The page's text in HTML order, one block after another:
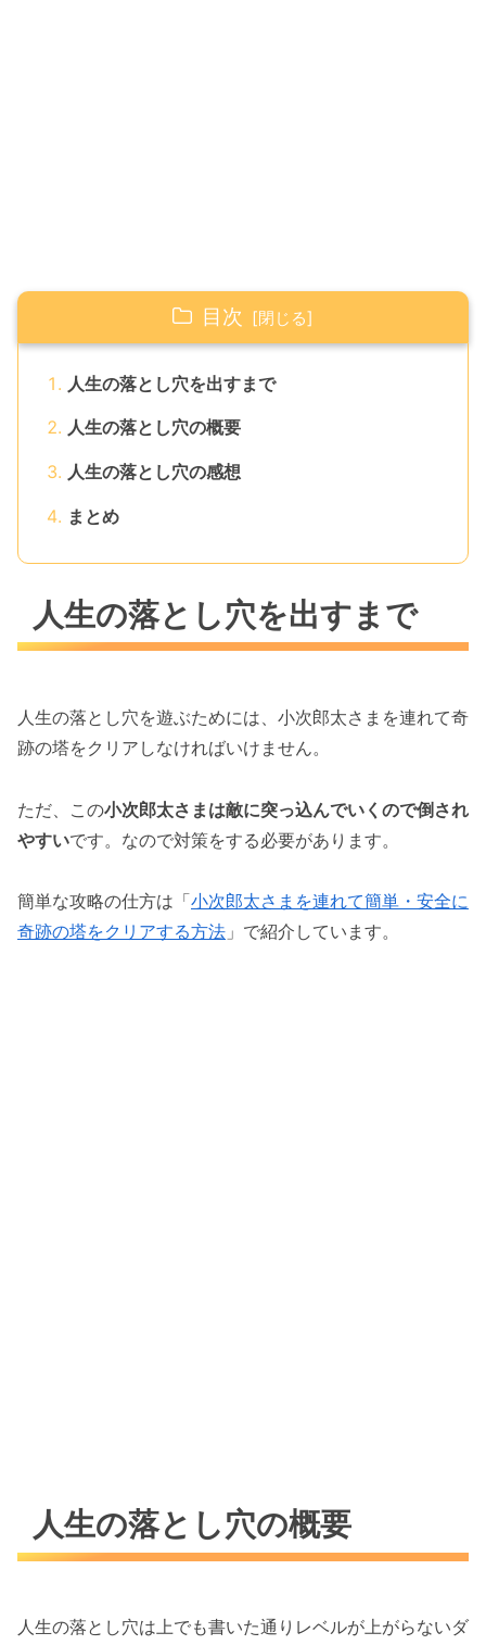
目次
人生の落とし穴を出すまで
人生の落とし穴の概要
人生の落とし穴の感想
まとめ
人生の落とし穴を出すまで
人生の落とし穴を遊ぶためには、小次郎太さまを連れて奇
跡の塔をクリアしなければいけません。
ただ、この小次郎太さまは敵に突っ込んでいくので倒され
やすいです。なので対策をする必要があります。
簡単な攻略の仕方は「小次郎太さまを連れて簡単・安全に
奇跡の塔をクリアする方法 」で紹介しています。
人生の落とし穴の概要
人生の落とし穴は上でも書いた通りレベルが上がらないダ